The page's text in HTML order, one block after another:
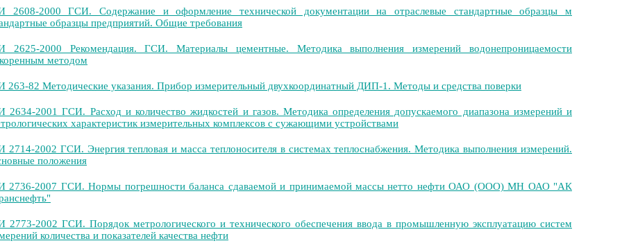
2608-2000 ГСИ. Содержание и оформление технической документации на отраслевые стандартные образцы м
образцы предприятий. Общие требования
2625-2000 Рекомендация. ГСИ. Материалы цементные. Методика выполнения измерений водонепроницаемости
методом
263-82 Методические указания. Прибор измерительный двухкоординатный ДИП-1. Методы и средства поверки
2634-2001 ГСИ. Расход и количество жидкостей и газов. Методика определения допускаемого диапазона измерений и
характеристик измерительных комплексов с сужающими устройствами
2714-2002 ГСИ. Энергия тепловая и масса теплоносителя в системах теплоснабжения. Методика выполнения измерений.
положения
2736-2007 ГСИ. Нормы погрешности баланса сдаваемой и принимаемой массы нетто нефти ОАО (ООО) МН ОАО "АК
2773-2002 ГСИ. Порядок метрологического и технического обеспечения ввода в промышленную эксплуатацию систем
количества и показателей качества нефти